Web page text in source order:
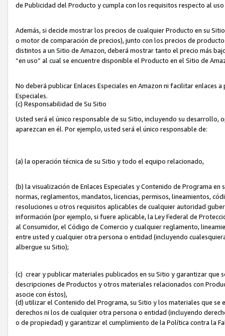
de Publicidad del Producto y cumpla con los requisitos respecto al uso
Además, si decide mostrar los precios de cualquier Producto en su
o motor de comparación de precios), junto con los precios de
distintos a un Sitio de Amazon, deberá mostrar tanto el precio más
“en uso” al cual se encuentre disponible el Producto en el Sitio de
No deberá publicar Enlaces Especiales en Amazon ni facilitar enlaces
Especiales.
(c) Responsabilidad de Su Sitio
Usted será el único responsable de su Sitio, incluyendo su
aparezcan en él. Por ejemplo, usted será el único responsable de:
(a) la operación técnica de su Sitio y todo el equipo relacionado,
(b) la visualización de Enlaces Especiales y Contenido de Programa
normas, reglamentos, mandatos, licencias, permisos, lineamientos,
resoluciones u otros requisitos aplicables de cualquier autoridad
información (por ejemplo, si fuere aplicable, la Ley Federal de
al Consumidor, el Código de Comercio y cualquier reglamento,
entre usted y cualquier otra persona o entidad (incluyendo
albergue su Sitio);
(c) crear y publicar materiales publicados en su Sitio y garantizar que
descripciones de Productos y otros materiales relacionados con
asocie con éstos),
(d) utilizar el Contenido del Programa, su Sitio y los materiales que se
derechos ni los de cualquier otra persona o entidad (incluyendo
o de propiedad) y garantizar el cumplimiento de la Política contra la